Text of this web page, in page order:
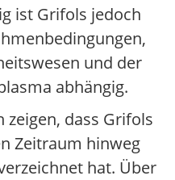
ist Grifols jedoch
und der
abhängig.
zeigen, dass Grifols
Zeitraum hinweg
hat. Über